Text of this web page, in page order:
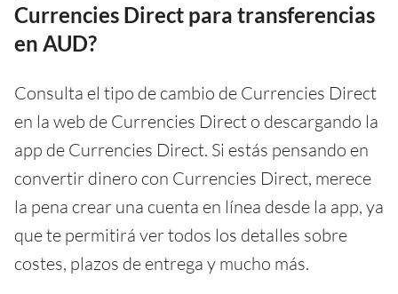
Currencies Direct para transferencias
en AUD?
Consulta el tipo de cambio de Currencies Direct
en la web de Currencies Direct o descargando la
app de Currencies Direct. Si estás pensando en
convertir dinero con Currencies Direct, merece
la pena crear una cuenta en línea desde la app, ya
que te permitirá ver todos los detalles sobre
costes, plazos de entrega y mucho más.